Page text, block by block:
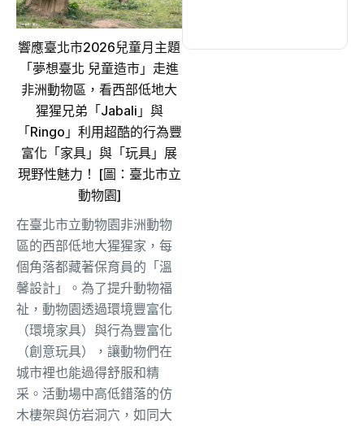
響應臺北市2026兒童月主題
「夢想臺北 兒童造市」走進
非洲動物區，看西部低地大
猩猩兄弟「Jabali」與
「Ringo」利用超酷的行為豐
富化「家具」與「玩具」展
現野性魅力！ [圖：臺北市立
動物園]
在臺北市立動物園非洲動物
區的西部低地大猩猩家，每
個角落都藏著保育員的「溫
馨設計」。為了提升動物福
祉，動物園透過環境豐富化
（環境家具）與行為豐富化
（創意玩具），讓動物們在
城市裡也能過得舒服和精
采。活動場中高低錯落的仿
木棲架與仿岩洞穴，如同大